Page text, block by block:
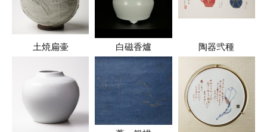
土焼扁壷 白磁香爐 陶器弐種